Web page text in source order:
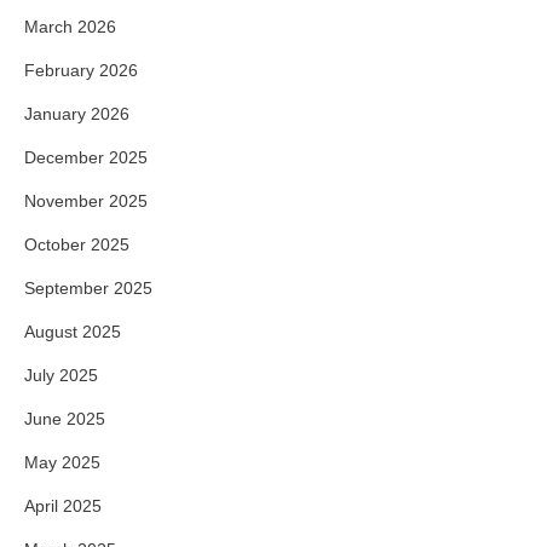
March 2026
February 2026
January 2026
December 2025
November 2025
October 2025
September 2025
August 2025
July 2025
June 2025
May 2025
April 2025